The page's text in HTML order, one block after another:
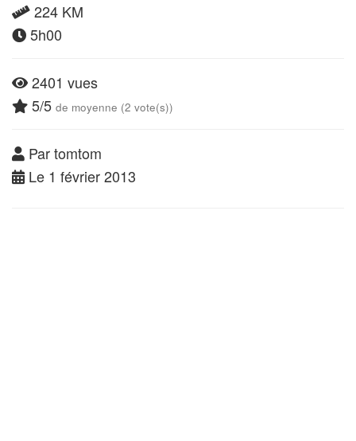
224 KM
5h00
2401 vues
5/5 de moyenne (2 vote(s))
Par tomtom
Le 1 février 2013